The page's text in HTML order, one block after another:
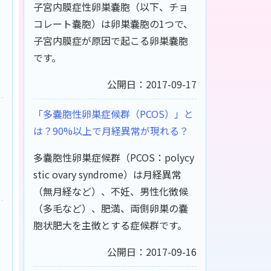
子宮内膜症性卵巣嚢胞（以下、チョ
コレート嚢胞）は卵巣嚢胞の1つで、
子宮内膜症が原因で起こる卵巣嚢胞
です。
公開日：2017-09-17
「多嚢胞性卵巣症候群（PCOS）」と
は？90%以上で月経異常が現れる？
多嚢胞性卵巣症候群（PCOS：polycy
stic ovary syndrome）は月経異常
（無月経など）、不妊、男性化徴候
（多毛など）、肥満、両側卵巣の嚢
胞状肥大を主徴とする症候群です。
公開日：2017-09-16